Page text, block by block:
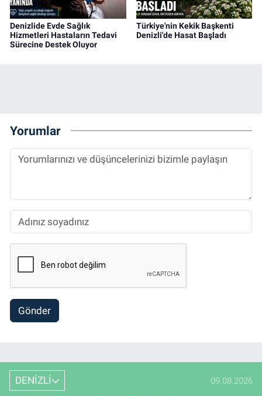
Denizlide Evde Sağlık
Hizmetleri Hastaların Tedavi
Sürecine Destek Oluyor
Türkiye'nin Kekik Başkenti
Denizli'de Hasat Başladı
Yorumlar
Gönder
DENİZLİ 09.08.2026